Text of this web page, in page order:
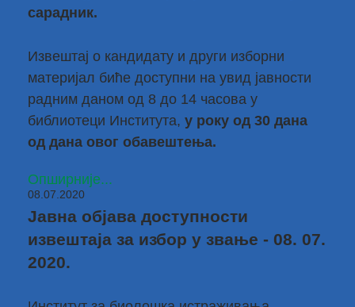
сарадник.
Извештај о кандидату и други изборни
материјал биће доступни на увид јавности
радним даном од 8 до 14 часова у
библиотеци Института, у року од 30 дана
од дана овог обавештења.
Опширније...
08.07.2020
Јавна објава доступности
извештаја за избор у звање - 08. 07.
2020.